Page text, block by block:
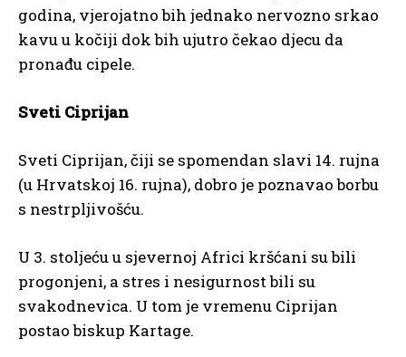
godina, vjerojatno bih jednako nervozno srkao
kavu u kočiji dok bih ujutro čekao djecu da
pronađu cipele.
Sveti Ciprijan
Sveti Ciprijan, čiji se spomendan slavi 14. rujna
(u Hrvatskoj 16. rujna), dobro je poznavao borbu
s nestrpljivošću.
U 3. stoljeću u sjevernoj Africi kršćani su bili
progonjeni, a stres i nesigurnost bili su
svakodnevica. U tom je vremenu Ciprijan
postao biskup Kartage.